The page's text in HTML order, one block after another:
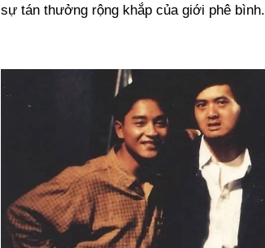
sự tán thưởng rộng khắp của giới phê bình.